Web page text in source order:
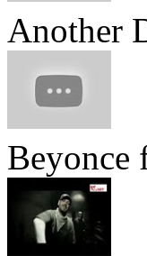
Another
Beyonce